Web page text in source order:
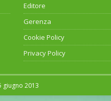
Editore
Gerenza
Cookie Policy
Privacy Policy
giugno 2013